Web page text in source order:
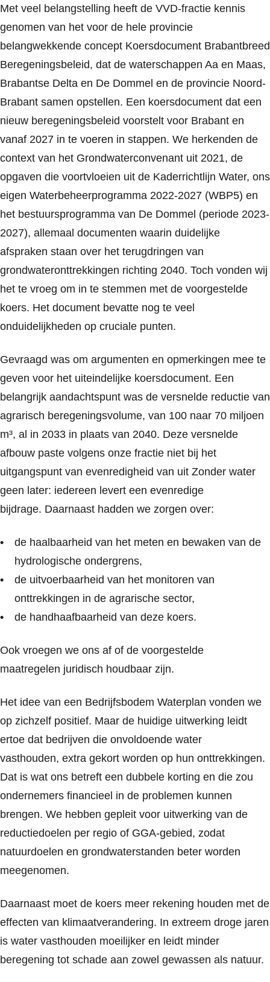
Met veel belangstelling heeft de VVD-fractie kennis
genomen van het voor de hele provincie
belangwekkende concept Koersdocument Brabantbreed
Beregeningsbeleid, dat de waterschappen Aa en Maas,
Brabantse Delta en De Dommel en de provincie Noord-
Brabant samen opstellen. Een koersdocument dat een
nieuw beregeningsbeleid voorstelt voor Brabant en
vanaf 2027 in te voeren in stappen. We herkenden de
context van het Grondwaterconvenant uit 2021, de
opgaven die voortvloeien uit de Kaderrichtlijn Water, ons
eigen Waterbeheerprogramma 2022-2027 (WBP5) en
het bestuursprogramma van De Dommel (periode 2023-
2027), allemaal documenten waarin duidelijke
afspraken staan over het terugdringen van
grondwateronttrekkingen richting 2040. Toch vonden wij
het te vroeg om in te stemmen met de voorgestelde
koers. Het document bevatte nog te veel
onduidelijkheden op cruciale punten.
Gevraagd was om argumenten en opmerkingen mee te
geven voor het uiteindelijke koersdocument. Een
belangrijk aandachtspunt was de versnelde reductie van
agrarisch beregeningsvolume, van 100 naar 70 miljoen
m³, al in 2033 in plaats van 2040. Deze versnelde
afbouw paste volgens onze fractie niet bij het
uitgangspunt van evenredigheid van uit Zonder water
geen later: iedereen levert een evenredige
bijdrage. Daarnaast hadden we zorgen over:
de haalbaarheid van het meten en bewaken van de
hydrologische ondergrens,
de uitvoerbaarheid van het monitoren van
onttrekkingen in de agrarische sector,
de handhaafbaarheid van deze koers.
Ook vroegen we ons af of de voorgestelde
maatregelen juridisch houdbaar zijn.
Het idee van een Bedrijfsbodem Waterplan vonden we
op zichzelf positief. Maar de huidige uitwerking leidt
ertoe dat bedrijven die onvoldoende water
vasthouden, extra gekort worden op hun onttrekkingen.
Dat is wat ons betreft een dubbele korting en die zou
ondernemers financieel in de problemen kunnen
brengen. We hebben gepleit voor uitwerking van de
reductiedoelen per regio of GGA-gebied, zodat
natuurdoelen en grondwaterstanden beter worden
meegenomen.
Daarnaast moet de koers meer rekening houden met de
effecten van klimaatverandering. In extreem droge jaren
is water vasthouden moeilijker en leidt minder
beregening tot schade aan zowel gewassen als natuur.